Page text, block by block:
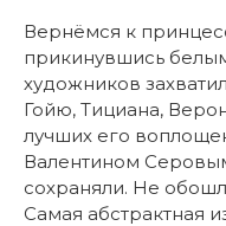
Вернёмся к
прикинувшись
художников
Гойю, Тициана,
лучших его
Валентином
сохраняли. Не
Самая абстрактная